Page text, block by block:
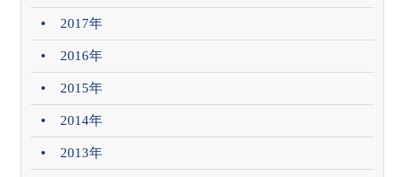
2017年
2016年
2015年
2014年
2013年